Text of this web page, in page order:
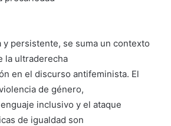
y persistente, se suma un contexto
la ultraderecha
en el discurso antifeminista. El
de género,
inclusivo y el ataque
de igualdad son